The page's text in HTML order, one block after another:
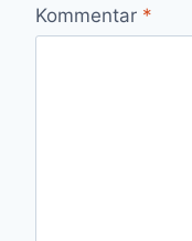
Kommentar *